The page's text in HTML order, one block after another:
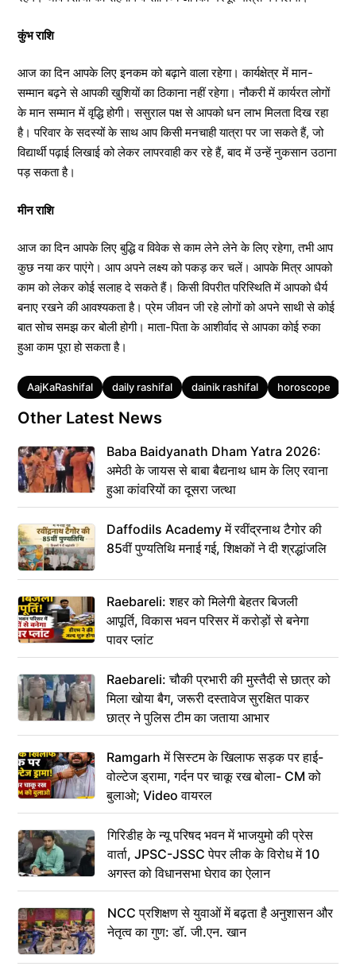
कुंभ राशि
आज का दिन आपके लिए इनकम को बढ़ाने वाला रहेगा। कार्यक्षेत्र में मान-
सम्मान बढ़ने से आपकी खुशियों का ठिकाना नहीं रहेगा। नौकरी में कार्यरत लोगों
के मान सम्मान में वृद्धि होगी। ससुराल पक्ष से आपको धन लाभ मिलता दिख रहा
है। परिवार के सदस्यों के साथ आप किसी मनचाही यात्रा पर जा सकते हैं, जो
विद्यार्थी पढ़ाई लिखाई को लेकर लापरवाही कर रहे हैं, बाद में उन्हें नुकसान उठाना
पड़ सकता है।
मीन राशि
आज का दिन आपके लिए बुद्धि व विवेक से काम लेने लेने के लिए रहेगा, तभी आप
कुछ नया कर पाएंगे। आप अपने लक्ष्य को पकड़ कर चलें। आपके मित्र आपको
काम को लेकर कोई सलाह दे सकते हैं। किसी विपरीत परिस्थिति में आपको धैर्य
बनाए रखने की आवश्यकता है। प्रेम जीवन जी रहे लोगों को अपने साथी से कोई
बात सोच समझ कर बोली होगी। माता-पिता के आशीर्वाद से आपका कोई रुका
हुआ काम पूरा हो सकता है।
Tags
AajKaRashifal daily rashifal dainik rashifal horoscope
Other Latest News
Baba Baidyanath Dham Yatra 2026:
अमेठी के जायस से बाबा बैद्यनाथ धाम के लिए रवाना
हुआ कांवरियों का दूसरा जत्था
Daffodils Academy में रवींद्रनाथ टैगोर की
85वीं पुण्यतिथि मनाई गई, शिक्षकों ने दी श्रद्धांजलि
Raebareli: शहर को मिलेगी बेहतर बिजली
आपूर्ति, विकास भवन परिसर में करोड़ों से बनेगा
पावर प्लांट
Raebareli: चौकी प्रभारी की मुस्तैदी से छात्र को
मिला खोया बैग, जरूरी दस्तावेज सुरक्षित पाकर
छात्र ने पुलिस टीम का जताया आभार
Ramgarh में सिस्टम के खिलाफ सड़क पर हाई-
वोल्टेज ड्रामा, गर्दन पर चाकू रख बोला- CM को
बुलाओ; Video वायरल
गिरिडीह के न्यू परिषद भवन में भाजयुमो की प्रेस
वार्ता, JPSC-JSSC पेपर लीक के विरोध में 10
अगस्त को विधानसभा घेराव का ऐलान
NCC प्रशिक्षण से युवाओं में बढ़ता है अनुशासन और
नेतृत्व का गुण: डॉ. जी.एन. खान